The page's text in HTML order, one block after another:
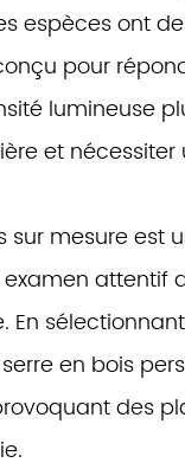
espèces ont
pour
lumineuse
et
sur mesure
attentif
en bois
des